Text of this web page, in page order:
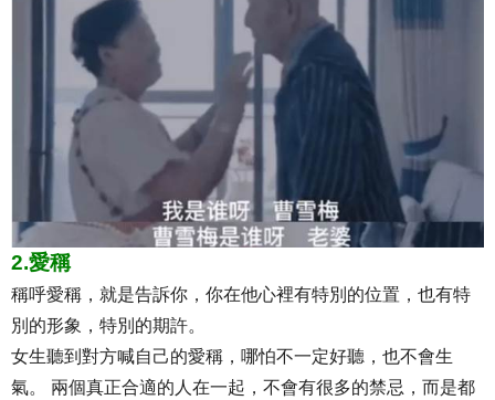
2.愛稱
稱呼愛稱，就是告訴你，你在他心裡有特別的位置，也有特
別的形象，特別的期許。
女生聽到對方喊自己的愛稱，哪怕不一定好聽，也不會生
氣。 兩個真正合適的人在一起，不會有很多的禁忌，而是都